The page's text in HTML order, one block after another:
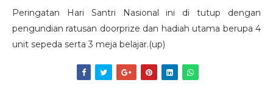
Peringatan Hari Santri Nasional ini di tutup dengan
pengundian ratusan doorprize dan hadiah utama berupa 4
unit sepeda serta 3 meja belajar.(up)